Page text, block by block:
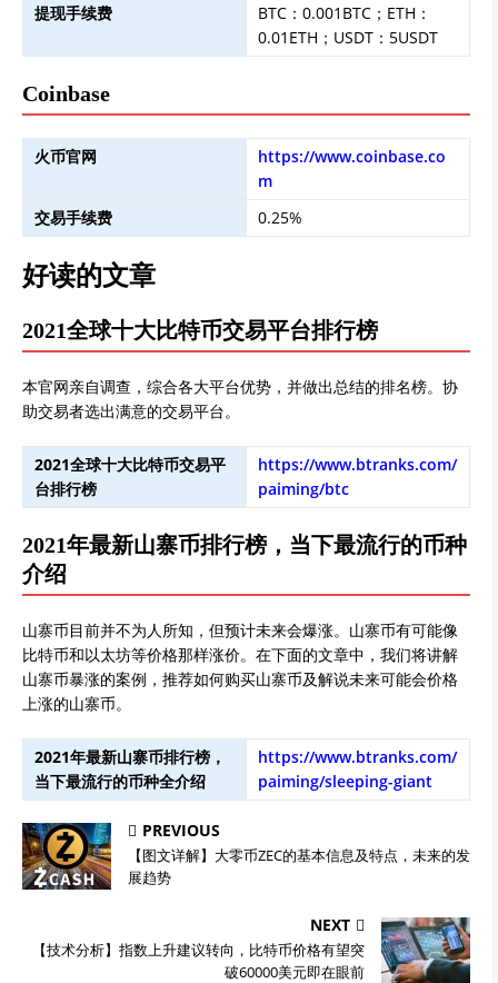
提现手续费
BTC：0.001BTC；ETH：
0.01ETH；USDT：5USDT
Coinbase
火币官网
https://www.coinbase.co
m
交易手续费
0.25%
好读的文章
2021全球十大比特币交易平台排行榜
本官网亲自调查，综合各大平台优势，并做出总结的排名榜。协
助交易者选出满意的交易平台。
2021全球十大比特币交易平
台排行榜
https://www.btranks.com/
paiming/btc
2021年最新山寨币排行榜，当下最流行的币种
介绍
山寨币目前并不为人所知，但预计未来会爆涨。山寨币有可能像
比特币和以太坊等价格那样涨价。在下面的文章中，我们将讲解
山寨币暴涨的案例，推荐如何购买山寨币及解说未来可能会价格
上涨的山寨币。
2021年最新山寨币排行榜，
当下最流行的币种全介绍
https://www.btranks.com/
paiming/sleeping-giant
PREVIOUS
【图文详解】大零币ZEC的基本信息及特点，未来的发
展趋势
NEXT
【技术分析】指数上升建议转向，比特币价格有望突
破60000美元即在眼前